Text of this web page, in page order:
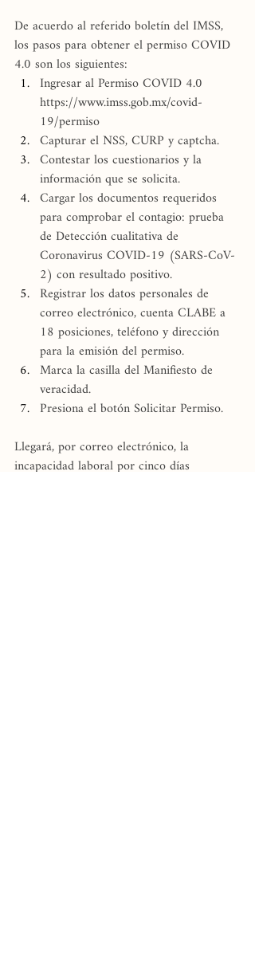
De acuerdo al referido boletín del IMSS,
los pasos para obtener el permiso COVID
4.0 son los siguientes:
Ingresar al Permiso COVID 4.0
https://www.imss.gob.mx/covid-
19/permiso
Capturar el NSS, CURP y captcha.
Contestar los cuestionarios y la
información que se solicita.
Cargar los documentos requeridos
para comprobar el contagio: prueba
de Detección cualitativa de
Coronavirus COVID-19 (SARS-CoV-
2) con resultado positivo.
Registrar los datos personales de
correo electrónico, cuenta CLABE a
18 posiciones, teléfono y dirección
para la emisión del permiso.
Marca la casilla del Manifiesto de
veracidad.
Presiona el botón Solicitar Permiso.
Llegará, por correo electrónico, la
incapacidad laboral por cinco días